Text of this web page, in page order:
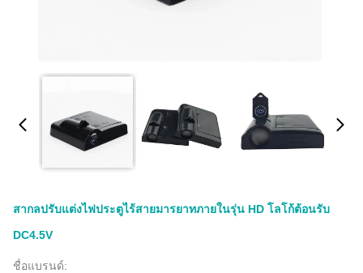
สากลปรับแต่งไฟประตูไร้สายมารยาทภายในรุ่น HD โลโก้ต้อนรับ
DC4.5V
ชื่อแบรนด์: